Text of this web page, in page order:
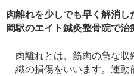
肉離れを少しでも早く解消
岡駅のエイト鍼灸整骨院で治
肉離れとは、筋肉の急な収
織の損傷をいいます。運動